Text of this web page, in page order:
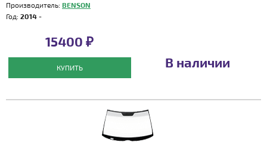
Производитель: BENSON
Год: 2014 -
15400 ₽
КУПИТЬ В наличии